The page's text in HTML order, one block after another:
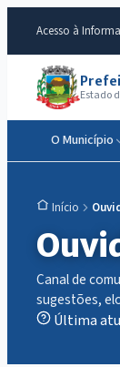
Acesso à
Estado
O Município
Início
Canal de
sugestões,
Última